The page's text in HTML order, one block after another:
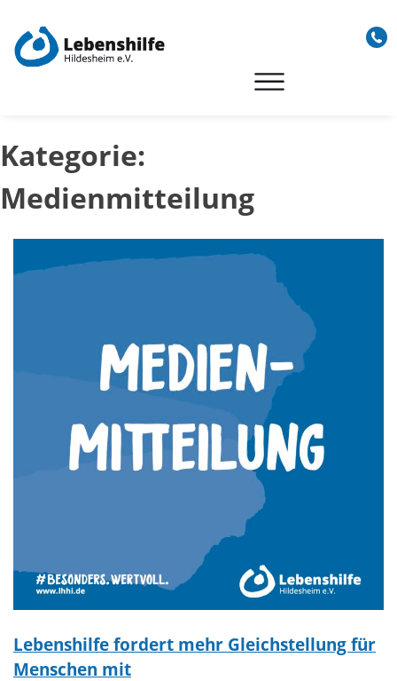
content
Kategorie:
Medienmitteilung
Lebenshilfe fordert mehr Gleichstellung für
Menschen mit